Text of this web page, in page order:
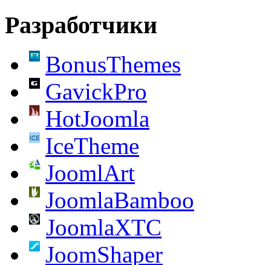
Разработчики
BonusThemes
GavickPro
HotJoomla
IceTheme
JoomlArt
JoomlaBamboo
JoomlaXTC
JoomShaper